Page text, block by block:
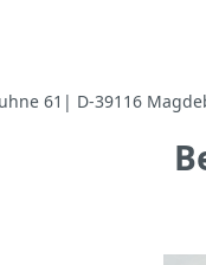
61| D-39116